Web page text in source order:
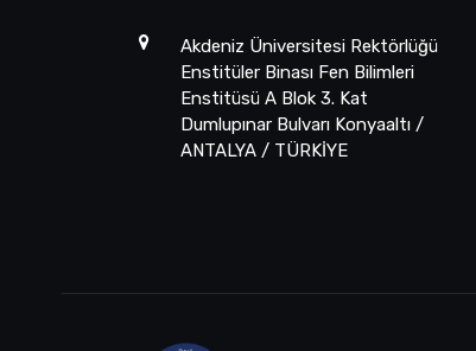
Akdeniz Üniversitesi Rektörlüğü
Enstitüler Binası Fen Bilimleri
Enstitüsü A Blok 3. Kat
Dumlupınar Bulvarı Konyaaltı /
ANTALYA / TÜRKİYE